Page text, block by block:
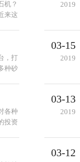
机？
来这
2019
，打
种砂
03-15
2019
各种
投资
03-13
2019
03-12